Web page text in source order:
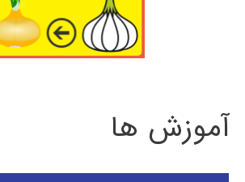
آموزش ها